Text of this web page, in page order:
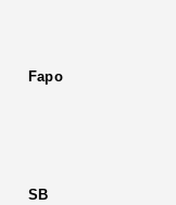
Fapo
SB